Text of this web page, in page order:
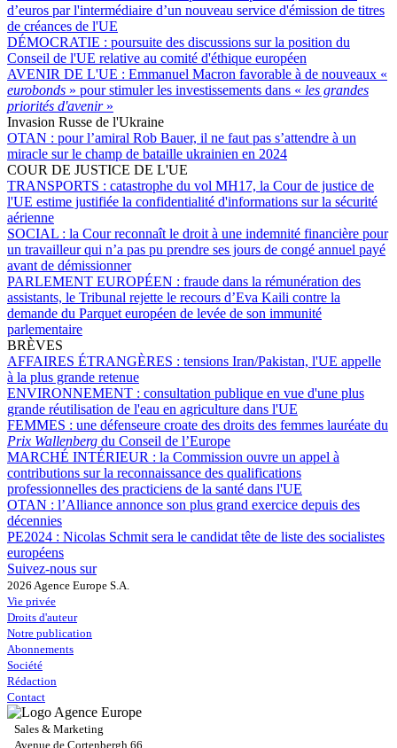
d’euros par l'intermédiaire d’un nouveau service d'émission de titres
de créances de l'UE
DÉMOCRATIE : poursuite des discussions sur la position du
Conseil de l'UE relative au comité d'éthique européen
AVENIR DE L'UE : Emmanuel Macron favorable à de nouveaux «
eurobonds » pour stimuler les investissements dans « les grandes
priorités d'avenir »
Invasion Russe de l'Ukraine
OTAN : pour l’amiral Rob Bauer, il ne faut pas s’attendre à un
miracle sur le champ de bataille ukrainien en 2024
COUR DE JUSTICE DE L'UE
TRANSPORTS : catastrophe du vol MH17, la Cour de justice de
l'UE estime justifiée la confidentialité d'informations sur la sécurité
aérienne
SOCIAL : la Cour reconnaît le droit à une indemnité financière pour
un travailleur qui n’a pas pu prendre ses jours de congé annuel payé
avant de démissionner
PARLEMENT EUROPÉEN : fraude dans la rémunération des
assistants, le Tribunal rejette le recours d’Eva Kaili contre la
demande du Parquet européen de levée de son immunité
parlementaire
BRÈVES
AFFAIRES ÉTRANGÈRES : tensions Iran/Pakistan, l'UE appelle
à la plus grande retenue
ENVIRONNEMENT : consultation publique en vue d'une plus
grande réutilisation de l'eau en agriculture dans l'UE
FEMMES : une défenseure croate des droits des femmes lauréate du
Prix Wallenberg du Conseil de l’Europe
MARCHÉ INTÉRIEUR : la Commission ouvre un appel à
contributions sur la reconnaissance des qualifications
professionnelles des practiciens de la santé dans l'UE
OTAN : l’Alliance annonce son plus grand exercice depuis des
décennies
PE2024 : Nicolas Schmit sera le candidat tête de liste des socialistes
européens
Suivez-nous sur
2026 Agence Europe S.A.
Vie privée
Droits d'auteur
Notre publication
Abonnements
Société
Rédaction
Contact
Sales & Marketing
Avenue de Cortenbergh 66